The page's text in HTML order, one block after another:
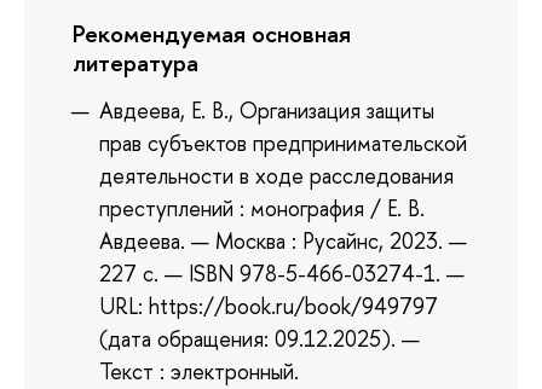
Рекомендуемая основная
литература
Авдеева, Е. В., Организация защиты
прав субъектов предпринимательской
деятельности в ходе расследования
преступлений : монография / Е. В.
Авдеева. — Москва : Русайнс, 2023. —
227 с. — ISBN 978-5-466-03274-1. —
URL: https://book.ru/book/949797
(дата обращения: 09.12.2025). —
Текст : электронный.